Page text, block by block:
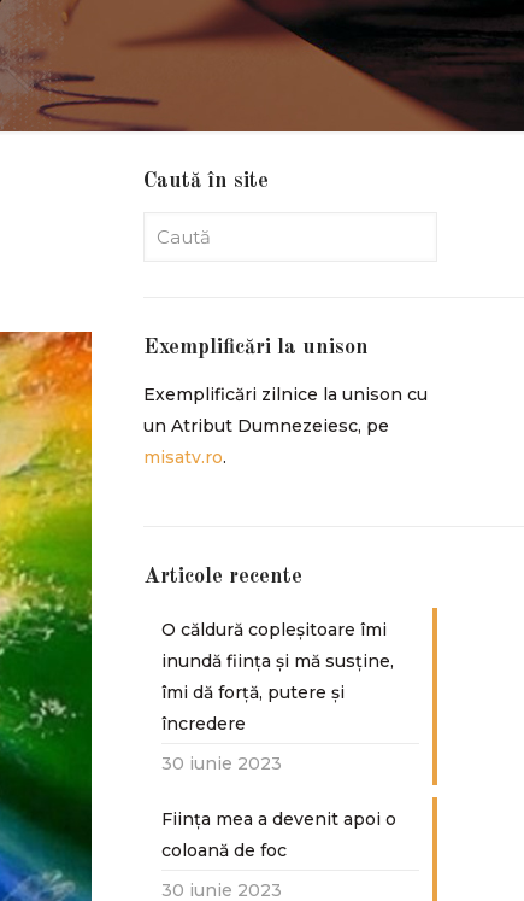
Caută în site
Exemplificări la unison
Exemplificări zilnice la unison cu
un Atribut Dumnezeiesc, pe
misatv.ro.
Articole recente
O căldură copleșitoare îmi
inundă ființa și mă susține,
îmi dă forță, putere și
încredere
30 iunie 2023
Ființa mea a devenit apoi o
coloană de foc
30 iunie 2023